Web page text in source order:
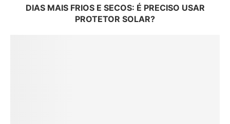
DIAS MAIS FRIOS E SECOS: É PRECISO USAR
PROTETOR SOLAR?